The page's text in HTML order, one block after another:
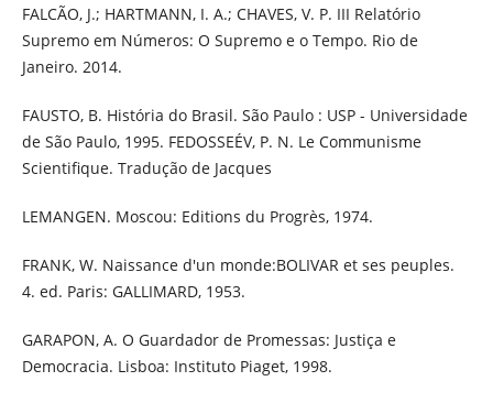
FALCÃO, J.; HARTMANN, I. A.; CHAVES, V. P. III Relatório
Supremo em Números: O Supremo e o Tempo. Rio de
Janeiro. 2014.
FAUSTO, B. História do Brasil. São Paulo : USP - Universidade
de São Paulo, 1995. FEDOSSEÉV, P. N. Le Communisme
Scientifique. Tradução de Jacques
LEMANGEN. Moscou: Editions du Progrès, 1974.
FRANK, W. Naissance d'un monde:BOLIVAR et ses peuples.
4. ed. Paris: GALLIMARD, 1953.
GARAPON, A. O Guardador de Promessas: Justiça e
Democracia. Lisboa: Instituto Piaget, 1998.